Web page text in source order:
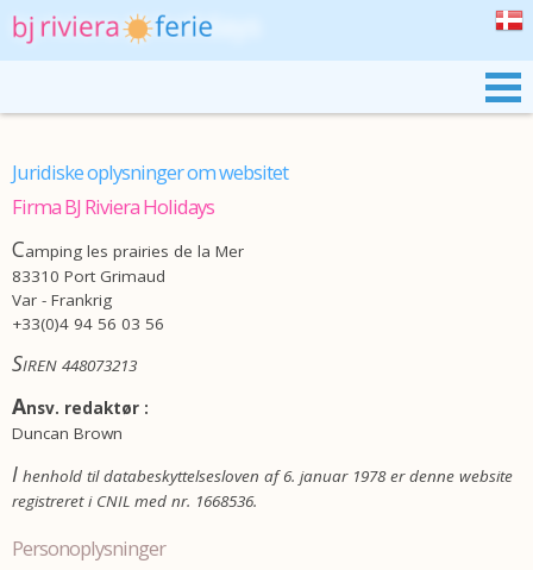
PRAIRIES DE LA MER
SYDFRANKRIG
BOOKING
Juridiske oplysninger om websitet
Firma BJ Riviera Holidays
Camping les prairies de la Mer
83310 Port Grimaud
Var - Frankrig
+33(0)4 94 56 03 56
SIREN 448073213
Ansv. redaktør :
Duncan Brown
I henhold til databeskyttelsesloven af 6. januar 1978 er denne website
registreret i CNIL med nr. 1668536.
personoplysninger